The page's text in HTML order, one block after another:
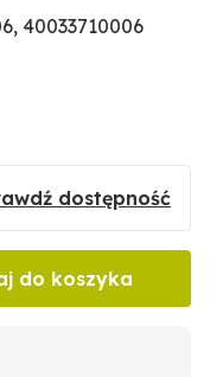
40033710006
dostępność
do koszyka